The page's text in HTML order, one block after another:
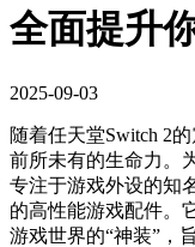
全面提升
2025-09-03
随着任天堂Switch 2
前所未有的生命力。
专注于游戏外设的知
的高性能游戏配件。
游戏世界的“神装”，